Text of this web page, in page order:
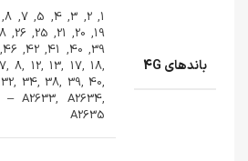
باندهای 4G
8, 12, 13, 17, 18,
32, 34, 38, 39, 40,
A2633, A2634,
A2635